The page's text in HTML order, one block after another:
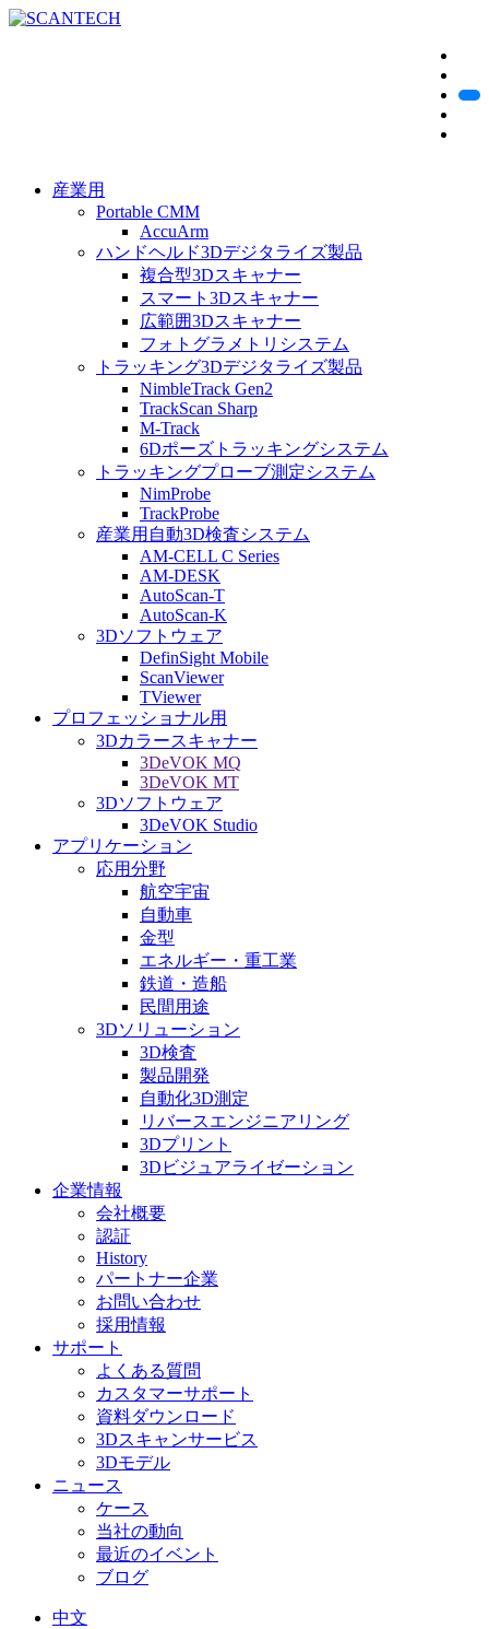
産業用
Portable CMM
AccuArm
ハンドヘルド3Dデジタライズ製品
複合型3Dスキャナー
スマート3Dスキャナー
広範囲3Dスキャナー
フォトグラメトリシステム
トラッキング3Dデジタライズ製品
NimbleTrack Gen2
TrackScan Sharp
M-Track
6Dポーズトラッキングシステム
トラッキングプローブ測定システム
NimProbe
TrackProbe
産業用自動3D検査システム
AM-CELL C Series
AM-DESK
AutoScan-T
AutoScan-K
3Dソフトウェア
DefinSight Mobile
ScanViewer
TViewer
プロフェッショナル用
3Dカラースキャナー
3DeVOK MQ
3DeVOK MT
3Dソフトウェア
3DeVOK Studio
アプリケーション
応用分野
航空宇宙
自動車
金型
エネルギー・重工業
鉄道・造船
民間用途
3Dソリューション
3D検査
製品開発
自動化3D測定
リバースエンジニアリング
3Dプリント
3Dビジュアライゼーション
企業情報
会社概要
認証
History
パートナー企業
お問い合わせ
採用情報
サポート
よくある質問
カスタマーサポート
資料ダウンロード
3Dスキャンサービス
3Dモデル
ニュース
ケース
当社の動向
最近のイベント
ブログ
中文